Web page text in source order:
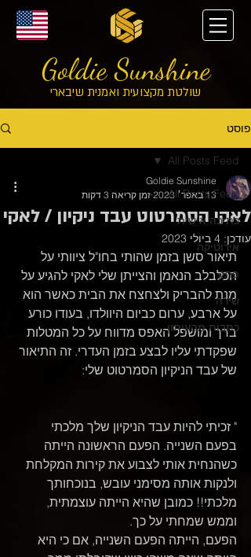
Goldie Sunshine
שולטת מקצועית ואמנית שיבארי
פוסט
All Posts Feed
כתיבה אישית
אירוטיקה
פתק
שירה
כתבות מהעיתון
All Posts Feed
לאקי הסמרטוט עבד ניקיון / לאקי
Goldie Sunshine
13 באפר׳ 2023
זמן קריאה 3 דקות
עודכן: 4 ביולי 2023
תיאור סשן בזמן שהותי בחו"ל ציוותי על
הכלבלב הנאמן והצייתן שלי לאקי להגיע על
מנת להבריק ולצחצח את הבית כאשר הוא
על ארבע, ערום כביום היוולדו, בעודו כורע
ברך ומושפל האפס מדווח על כל המטלות
שפקדתי עליו לבצע בזמן העדרי. זה התיאור
של עבד הניקיון הסמרטוט שלי:
" זכיתי להיות עבד הניקיון שלך מלכתי
בפעם השנייה. הפעם הראשונה הייתה
כשהנחית אותי לצבוע את קירות המקלחת
ולנקות אותה מסימני עובש, בנוכחותך
מלכתי!! כמובן שהיא הייתה עוצמתית,
וממש שמחתי על כך.
הפעם, הייתה הפעם השנייה, אם כי היא